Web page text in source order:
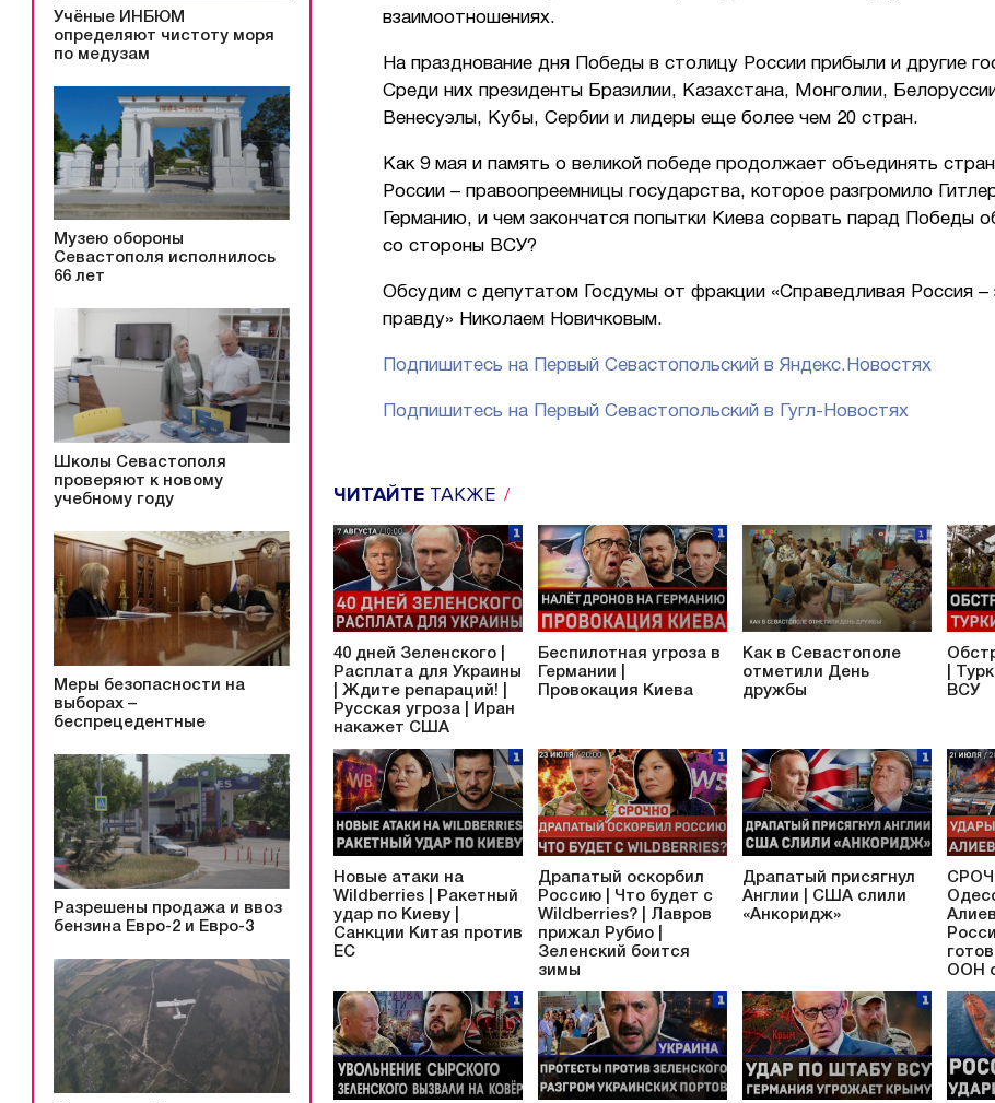
Учёные ИНБЮМ
определяют чистоту моря
по медузам
Музею обороны
Севастополя исполнилось
66 лет
Школы Севастополя
проверяют к новому
учебному году
Меры безопасности на
выборах –
беспрецедентные
Разрешены продажа и ввоз
бензина Евро-2 и Евро-3
взаимоотношениях.
На празднование дня Победы в столицу России прибыли и другие
Среди них президенты Бразилии, Казахстана, Монголии,
Венесуэлы, Кубы, Сербии и лидеры еще более чем 20 стран.
Как 9 мая и память о великой победе продолжает объединять
России – правоопреемницы государства, которое разгромило
Германию, и чем закончатся попытки Киева сорвать парад Победы
со стороны ВСУ?
Обсудим с депутатом Госдумы от фракции «Справедливая Россия –
правду» Николаем Новичковым.
Подпишитесь на Первый Севастопольский в Яндекс.Новостях
Подпишитесь на Первый Севастопольский в Гугл-Новостях
ЧИТАЙТЕ ТАКЖЕ
40 дней Зеленского |
Расплата для Украины
| Ждите репараций! |
Русская угроза | Иран
накажет США
Беспилотная угроза в
Германии |
Провокация Киева
Как в Севастополе
отметили День
дружбы
|
ВСУ
Новые атаки на
Wildberries | Ракетный
удар по Киеву |
Санкции Китая против
ЕС
Драпатый оскорбил
Россию | Что будет с
Wildberries? | Лавров
прижал Рубио |
Зеленский боится
зимы
Драпатый присягнул
Англии | США слили
«Анкоридж»
ООН